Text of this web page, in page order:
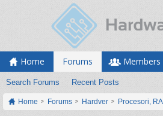
Home Forums
Search Forums Recent Posts
Members
Home Forums Hardver Procesori,